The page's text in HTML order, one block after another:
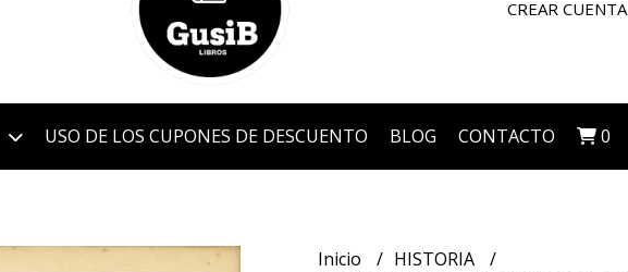
CREAR CUENTA
USO DE LOS CUPONES DE DESCUENTO BLOG CONTACTO 0
Inicio
HISTORIA